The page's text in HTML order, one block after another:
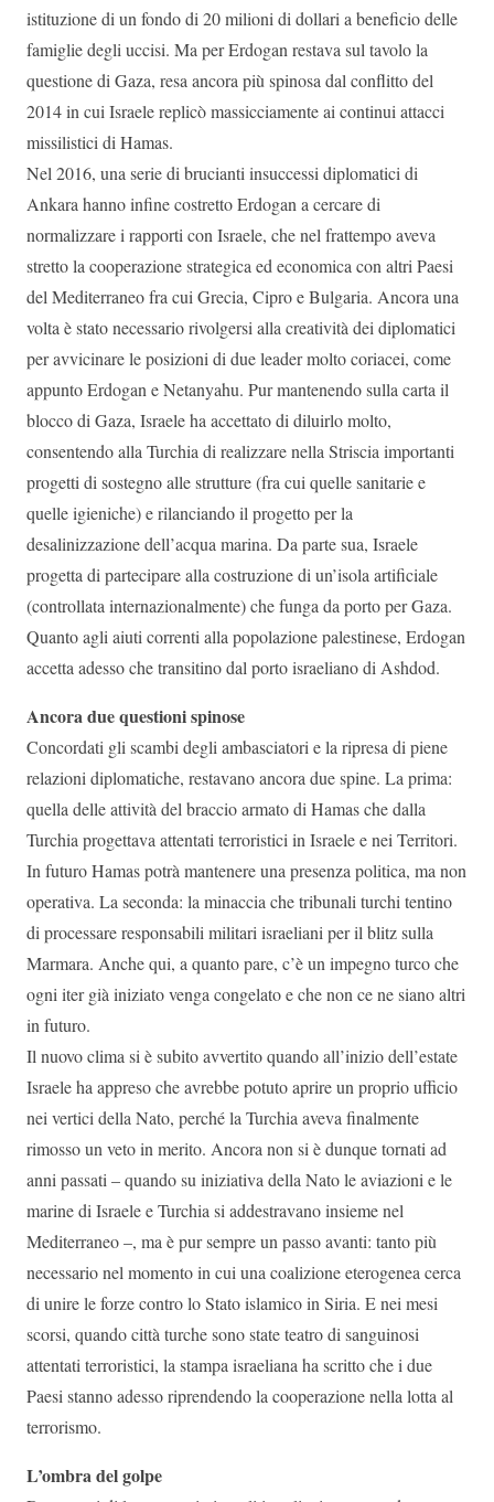
istituzione di un fondo di 20 milioni di dollari a beneficio delle
famiglie degli uccisi. Ma per Erdogan restava sul tavolo la
questione di Gaza, resa ancora più spinosa dal conflitto del
2014 in cui Israele replicò massicciamente ai continui attacci
missilistici di Hamas.
Nel 2016, una serie di brucianti insuccessi diplomatici di
Ankara hanno infine costretto Erdogan a cercare di
normalizzare i rapporti con Israele, che nel frattempo aveva
stretto la cooperazione strategica ed economica con altri Paesi
del Mediterraneo fra cui Grecia, Cipro e Bulgaria. Ancora una
volta è stato necessario rivolgersi alla creatività dei diplomatici
per avvicinare le posizioni di due leader molto coriacei, come
appunto Erdogan e Netanyahu. Pur mantenendo sulla carta il
blocco di Gaza, Israele ha accettato di diluirlo molto,
consentendo alla Turchia di realizzare nella Striscia importanti
progetti di sostegno alle strutture (fra cui quelle sanitarie e
quelle igieniche) e rilanciando il progetto per la
desalinizzazione dell’acqua marina. Da parte sua, Israele
progetta di partecipare alla costruzione di un’isola artificiale
(controllata internazionalmente) che funga da porto per Gaza.
Quanto agli aiuti correnti alla popolazione palestinese, Erdogan
accetta adesso che transitino dal porto israeliano di Ashdod.
Ancora due questioni spinose
Concordati gli scambi degli ambasciatori e la ripresa di piene
relazioni diplomatiche, restavano ancora due spine. La prima:
quella delle attività del braccio armato di Hamas che dalla
Turchia progettava attentati terroristici in Israele e nei Territori.
In futuro Hamas potrà mantenere una presenza politica, ma non
operativa. La seconda: la minaccia che tribunali turchi tentino
di processare responsabili militari israeliani per il blitz sulla
Marmara. Anche qui, a quanto pare, c’è un impegno turco che
ogni iter già iniziato venga congelato e che non ce ne siano altri
in futuro.
Il nuovo clima si è subito avvertito quando all’inizio dell’estate
Israele ha appreso che avrebbe potuto aprire un proprio ufficio
nei vertici della Nato, perché la Turchia aveva finalmente
rimosso un veto in merito. Ancora non si è dunque tornati ad
anni passati – quando su iniziativa della Nato le aviazioni e le
marine di Israele e Turchia si addestravano insieme nel
Mediterraneo –, ma è pur sempre un passo avanti: tanto più
necessario nel momento in cui una coalizione eterogenea cerca
di unire le forze contro lo Stato islamico in Siria. E nei mesi
scorsi, quando città turche sono state teatro di sanguinosi
attentati terroristici, la stampa israeliana ha scritto che i due
Paesi stanno adesso riprendendo la cooperazione nella lotta al
terrorismo.
L’ombra del golpe